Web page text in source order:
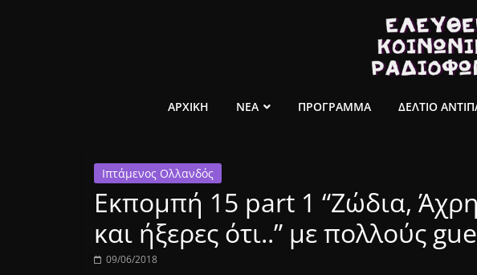
ελεύθερο
κοινωνικό
ραδιόφωνο
1431AM
ΑΡΧΙΚΗ ΝΕΑ ΠΡΟΓΡΑΜΜΑ ΔΕΛΤΙΟ
Ιπτάμενος Ολλανδός
Εκπομπή 15 part 1 “Ζώδια,
και ήξερες ότι..” με πολλούς
09/06/2018